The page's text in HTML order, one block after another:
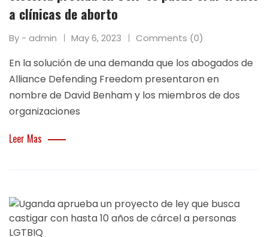
a clínicas de aborto
By - admin May 6, 2023 Comments (0)
En la solución de una demanda que los abogados de
Alliance Defending Freedom presentaron en
nombre de David Benham y los miembros de dos
organizaciones
Leer Mas